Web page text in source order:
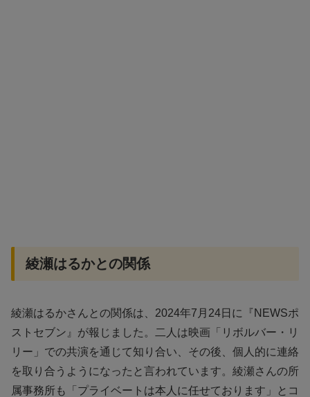
綾瀬はるかとの関係
綾瀬はるかさんとの関係は、2024年7月24日に『NEWSポ
ストセブン』が報じました。二人は映画「リボルバー・リ
リー」での共演を通じて知り合い、その後、個人的に連絡
を取り合うようになったと言われています。綾瀬さんの所
属事務所も「プライベートは本人に任せております」とコ